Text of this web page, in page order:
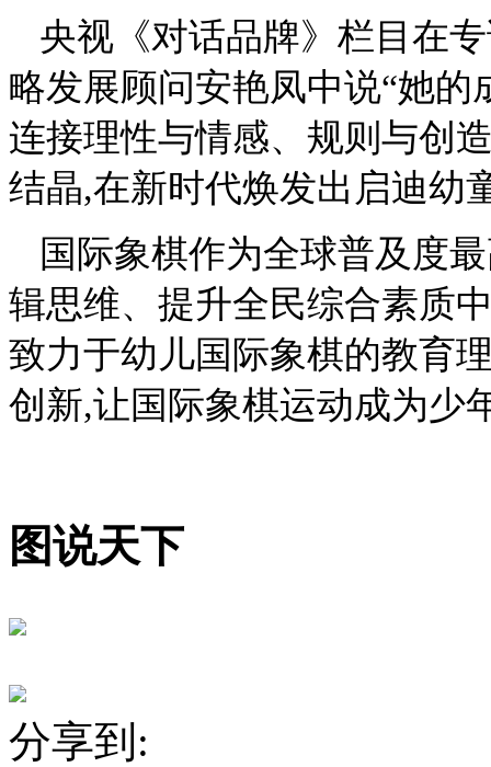
央视《对话品牌》栏目在
略发展顾问安艳凤中说“她
连接理性与情感、规则与创
结晶,在新时代焕发出启迪幼
国际象棋作为全球普及度
辑思维、提升全民综合素质
致力于幼儿国际象棋的教育
创新,让国际象棋运动成为少
图说天下
分享到: